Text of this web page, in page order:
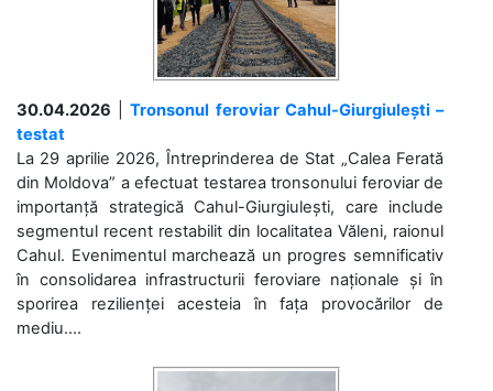
30.04.2026 |Tronsonul feroviar Cahul-Giurgiulești –
testat
La 29 aprilie 2026, Întreprinderea de Stat „Calea Ferată
din Moldova” a efectuat testarea tronsonului feroviar de
importanță strategică Cahul-Giurgiulești, care include
segmentul recent restabilit din localitatea Văleni, raionul
Cahul. Evenimentul marchează un progres semnificativ
în consolidarea infrastructurii feroviare naționale și în
sporirea rezilienței acesteia în fața provocărilor de
mediu....